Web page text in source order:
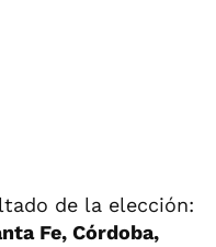
de la elección:
Fe, Córdoba,